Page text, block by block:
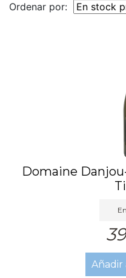
Ordenar por:
Domaine
Añadir